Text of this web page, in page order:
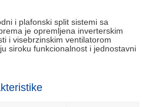
i plafonski split sistemi sa
je opremljena inverterskim
i visebrzinskim ventilatorom
siroku funkcionalnost i jednostavni